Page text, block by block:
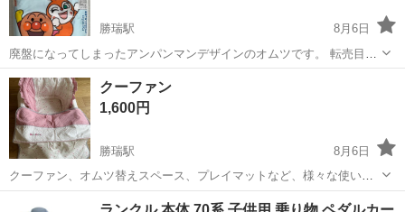
勝瑞駅
8月6日
廃盤になってしまったアンパンマンデザインのオムツです。 転売目的
の譲渡はしません。 アンパンマン好きのお子様に使ってほしいです。
徳島 板野郡
クーファン
1,600円
勝瑞駅
8月6日
クーファン、オムツ替えスペース、プレイマットなど、様々な使い方
ができて持ち運びもできるバッグタイプのクーファンです。 黄色いシ
勝瑞駅 ベビー用品 クーファン